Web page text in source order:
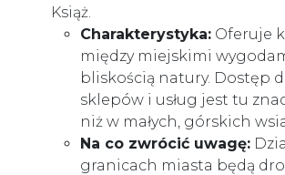
Książ.
Charakterystyka: Oferuje
między miejskimi
bliskością natury. Dostęp
sklepów i usług jest tu
niż w małych, górskich
Na co zwrócić uwagę:
granicach miasta będą